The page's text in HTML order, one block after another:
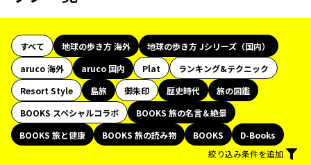
すべて 地球の歩き方 海外
地球の歩き方 Jシリーズ（国内）
aruco 海外
aruco 国内 Plat
ランキング&テクニック
Resort Style
島旅 御朱印 歴史時代
旅の図鑑
BOOKS スペシャルコラボ
BOOKS 旅の名言＆絶景
BOOKS 旅と健康
BOOKS 旅の読み物 BOOKS
D-Books
絞り込み条件を追加